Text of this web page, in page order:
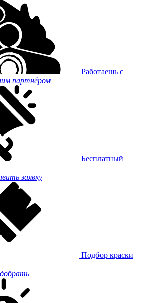
Работаешь с
партнёром
Бесплатный
заявку
Подбор краски